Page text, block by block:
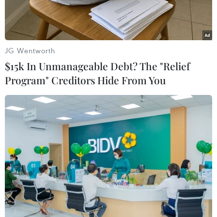
người đãtham gia các cuộc giao tranh hiện nay
ở nước này.
Người phát ngôn Chính phủ Libya Mussa
đại diện cho tất cả các bộ tộc trên cả nước, kể cả
các bộ tộc từ khuvực miền Đông hiện do lực
lượng chống chính phủ nắm giữ.
Tuyên bố cuối cuộc họp cho biết hội nghị sẽ nỗ
lực nhằm đạt một luật đạixá cho tất cả những ai
đã tham gia cuộc xung đột trong nước và cầm
vũ khí, đồngthời nhấn mạnh đạo luật này sẽ là
một cánh cửa "mở ra một kỷ nguyên mới hòa
bìnhvà khoan dung."
JG Wentworth
$15k In Unmanageable Debt? The "Relief
Program" Creditors Hide From You